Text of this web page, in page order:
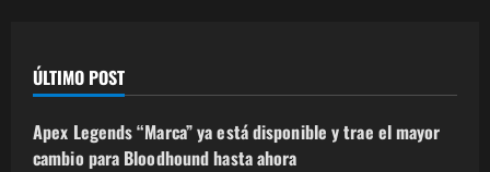
ÚLTIMO POST
Apex Legends “Marca” ya está disponible y trae el mayor
cambio para Bloodhound hasta ahora